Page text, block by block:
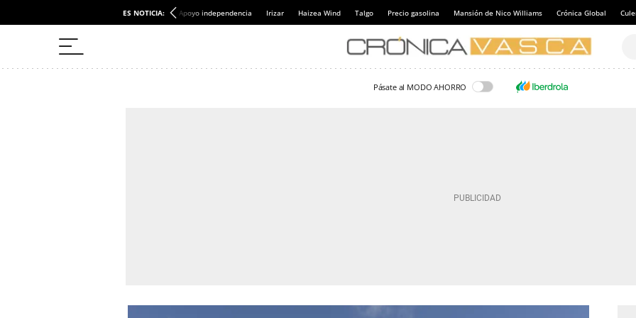
ES NOTICIA: Apoyo independencia Irizar Haizea Wind Talgo Precio gasolina Mansión de Nico Williams Crónica Global
Pásate al MODO AHORRO